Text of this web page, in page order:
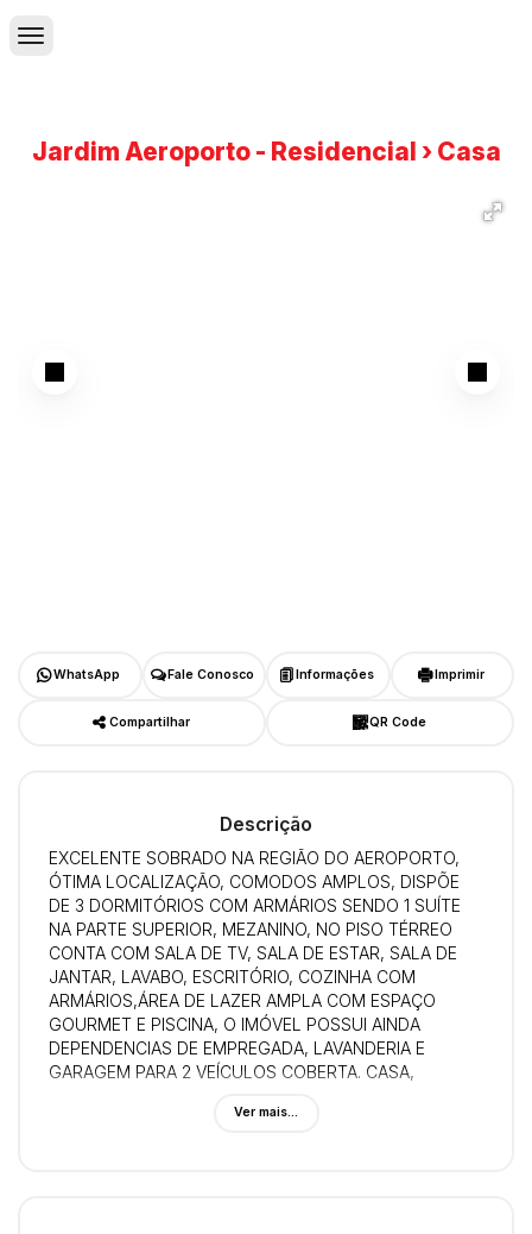
Jardim Aeroporto - Residencial › Casa
WhatsApp Fale Conosco Informações Imprimir
Compartilhar QR Code
Descrição
EXCELENTE SOBRADO NA REGIÃO DO AEROPORTO,
ÓTIMA LOCALIZAÇÃO, COMODOS AMPLOS, DISPÕE
DE 3 DORMITÓRIOS COM ARMÁRIOS SENDO 1 SUÍTE
NA PARTE SUPERIOR, MEZANINO, NO PISO TÉRREO
CONTA COM SALA DE TV, SALA DE ESTAR, SALA DE
JANTAR, LAVABO, ESCRITÓRIO, COZINHA COM
ARMÁRIOS,ÁREA DE LAZER AMPLA COM ESPAÇO
GOURMET E PISCINA, O IMÓVEL POSSUI AINDA
DEPENDENCIAS DE EMPREGADA, LAVANDERIA E
GARAGEM PARA 2 VEÍCULOS COBERTA. CASA,
SOBRADO, SUÍTE, ÁREA DE LAZER, SALAS, R$
Ver mais...